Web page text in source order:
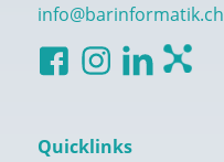
info@barinformatik.ch
Quicklinks